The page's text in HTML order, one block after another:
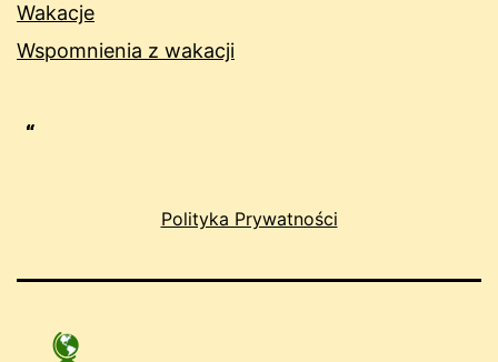
Wakacje
Wspomnienia z wakacji
Polityka Prywatności